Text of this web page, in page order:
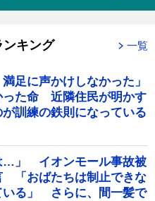
ンキング 一覧
足に声かけしなかった」
った命 近隣住民が明かす
が訓練の鉄則になっている
…」 イオンモール事故被
「おばたちは制止できな
いる」 さらに、間一髪で